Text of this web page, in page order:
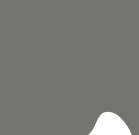
on: facebook